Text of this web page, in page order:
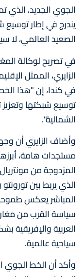
الجوي الجديد، الذي
يندرج في إطار توسيع
الصعيد العالمي، لا
في تصريح لوكالة
الزايري، الممثل
في كندا، إن "هذا
توسيع شبكتها
الشمالية".
مستجدات هامة،
المزدوجة من
الذي يربط بين
المباشر يعكس
سياسة القرب من
العربية والإفريقية
سياحية عالمية.
وأكد أن الخط الجوي